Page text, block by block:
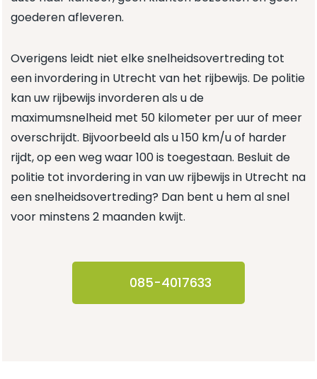
goederen afleveren.
Overigens leidt niet elke snelheidsovertreding tot
een invordering in Utrecht van het rijbewijs. De politie
kan uw rijbewijs invorderen als u de
maximumsnelheid met 50 kilometer per uur of meer
overschrijdt. Bijvoorbeeld als u 150 km/u of harder
rijdt, op een weg waar 100 is toegestaan. Besluit de
politie tot invordering in van uw rijbewijs in Utrecht na
een snelheidsovertreding? Dan bent u hem al snel
voor minstens 2 maanden kwijt.
085-4017633